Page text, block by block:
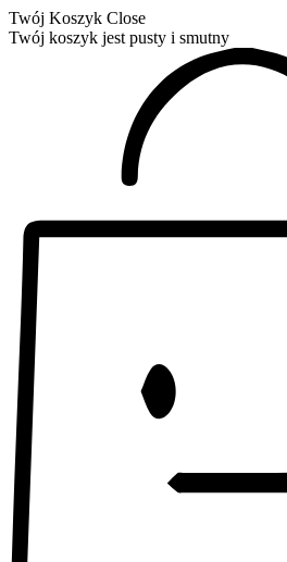
Twój Koszyk Close
Twój koszyk jest pusty i smutny